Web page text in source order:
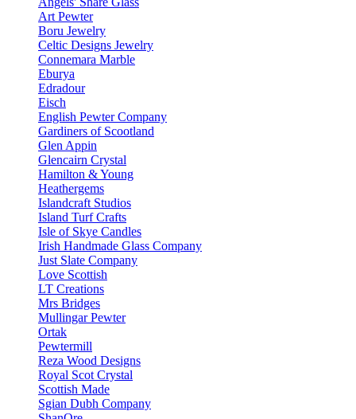
Art Pewter
Boru Jewelry
Celtic Designs Jewelry
Connemara Marble
Eburya
Edradour
Eisch
English Pewter Company
Gardiners of Scootland
Glen Appin
Glencairn Crystal
Hamilton & Young
Heathergems
Islandcraft Studios
Island Turf Crafts
Isle of Skye Candles
Irish Handmade Glass Company
Just Slate Company
Love Scottish
LT Creations
Mrs Bridges
Mullingar Pewter
Ortak
Pewtermill
Reza Wood Designs
Royal Scot Crystal
Scottish Made
Sgian Dubh Company